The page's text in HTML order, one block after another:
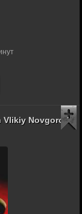
Vlikiy Novgorod